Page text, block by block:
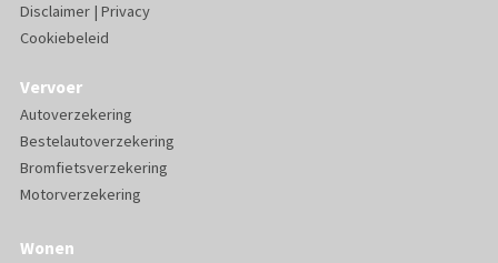
Disclaimer| Privacy
Cookiebeleid
Vervoer
Autoverzekering
Bestelautoverzekering
Bromfietsverzekering
Motorverzekering
Wonen